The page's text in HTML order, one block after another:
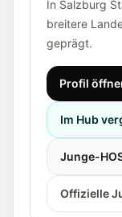
In Salzburg
breitere
geprägt.
Profil
Im Hub
Junge-
Offizielle